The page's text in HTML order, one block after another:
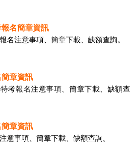
名簡章資訊
名注意事項、簡章下載、缺額查詢。
章資訊
考報名注意事項、簡章下載、缺額查
章資訊
意事項、簡章下載、缺額查詢。